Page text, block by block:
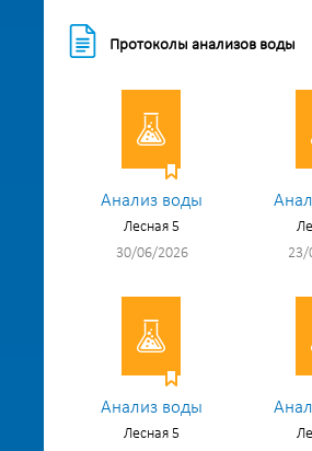
Протоколы анализов воды
Анализ воды
Лесная 5
30/06/2026
23/
Анализ воды
Лесная 5